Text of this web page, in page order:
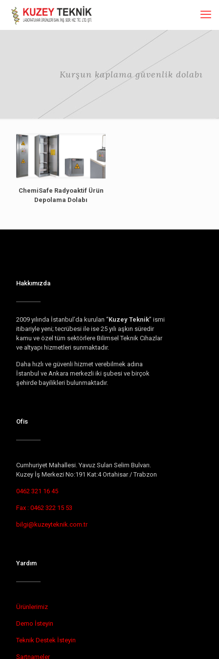
Kurşun kaplama güvenlik dolabı
ChemiSafe Radyoaktif Ürün
Depolama Dolabı
Hakkımızda
2009 yılında İstanbul’da kurulan “Kuzey Teknik” ismi
itibariyle yeni; tecrübesi ile ise 25 yılı aşkın süredir
kamu ve özel tüm sektörlere Bilimsel Teknik Cihazlar
ve altyapı hizmetleri sunmaktadır.
Daha hızlı ve güvenli hizmet verebilmek adına
İstanbul ve Ankara merkezli iki şubesi ve birçok
şehirde bayilikleri bulunmaktadır.
Ofis
Cumhuriyet Mahallesi. Yavuz Sulan Selim Bulvarı.
Kuzey İş Merkezi No:191 Kat:4 Ortahisar / Trabzon
0462 321 16 45
Fax : 0462 322 15 53
bilgi@kuzeyteknik.com.tr
Yardım
Ürünlerimiz
Demo İsteyin
Teknik Destek İsteyin
Şartnameler